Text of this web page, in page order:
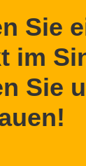
Sie
im
Sie